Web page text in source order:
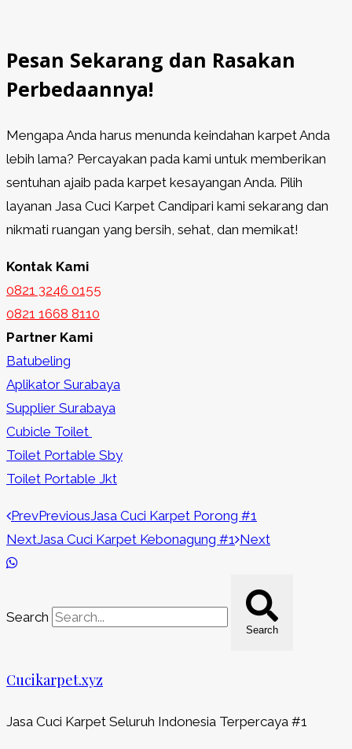
Pesan Sekarang dan Rasakan
Perbedaannya!
Mengapa Anda harus menunda keindahan karpet Anda
lebih lama? Percayakan pada kami untuk memberikan
sentuhan ajaib pada karpet kesayangan Anda. Pilih
layanan Jasa Cuci Karpet Candipari kami sekarang dan
nikmati ruangan yang bersih, sehat, dan memikat!
Kontak Kami
0821 3246 0155​
0821 1668 8110
Partner Kami
Batubeling
Aplikator Surabaya
Supplier Surabaya
Cubicle Toilet
Toilet Portable Sby
Toilet Portable Jkt
PrevPreviousJasa Cuci Karpet Porong #1
NextJasa Cuci Karpet Kebonagung #1 Next
Search
Search
Cucikarpet.xyz
Jasa Cuci Karpet Seluruh Indonesia Terpercaya #1